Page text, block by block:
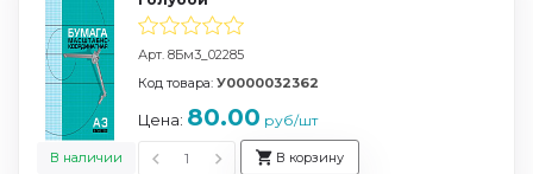
Арт. 8Бм3_02285
В наличии
Код товара: У0000032362
Цена: 80.00 руб/шт
В корзину